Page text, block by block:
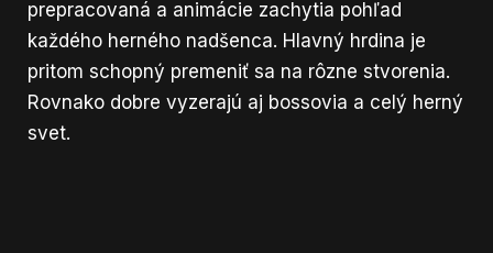
prepracovaná a animácie zachytia pohľad
každého herného nadšenca. Hlavný hrdina je
pritom schopný premeniť sa na rôzne stvorenia.
Rovnako dobre vyzerajú aj bossovia a celý herný
svet.